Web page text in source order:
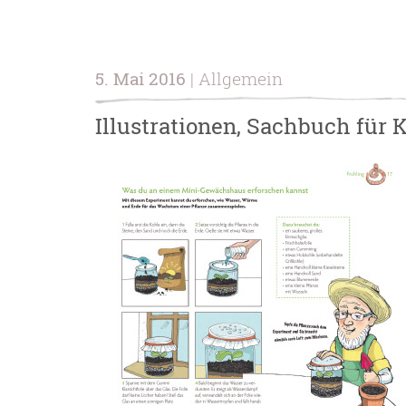
5. Mai 2016 | Allgemein
Illustrationen, Sachbuch für